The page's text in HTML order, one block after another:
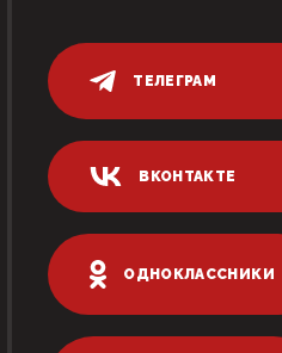
ТЕЛЕГРАМ
ВКОНТАКТЕ
ОДНОКЛАССНИКИ